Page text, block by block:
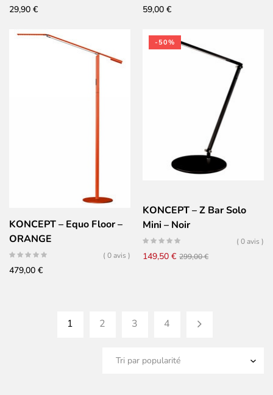
29,90 € 59,00 €
KONCEPT – Equo Floor –
ORANGE
( 0 avis )
479,00 €
-50%
KONCEPT – Z Bar Solo
Mini – Noir
( 0 avis )
299,00€Le
149,50 €
Le
1 2 3 4